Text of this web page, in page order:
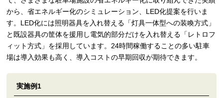
から、省エネルギー化のシミュレーション、LED化提案を行いま
す。LED化には照明器具を入れ替える「灯具一体型への装喚方式」
と既設器具の筐体を援用し電気的部分だけを入れ替える「レトロフ
ィット方式」を採用しています。24時間稼働することの多い駐車
場は導入効果も高く、導入コストの早期回収が期待できます。
実施例1